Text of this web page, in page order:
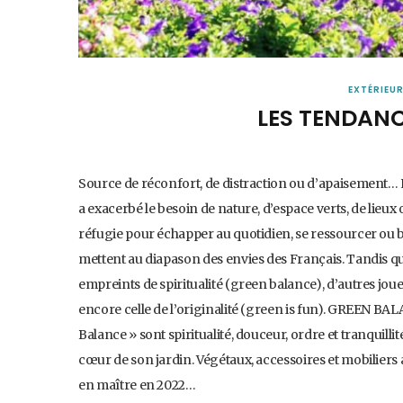
EXTÉRIEUR
LES
Source de réconfort, de distraction ou
a exacerbé le besoin de nature, d’espace verts, de
réfugie pour échapper au quotidien, se ressourcer ou
mettent au diapason des envies des Français.
empreints de spiritualité (green balance), d’autres
encore celle de l’originalité (green is fun). GREEN
Balance » sont spiritualité, douceur, ordre et
cœur de son jardin. Végétaux, accessoires et
en maître en 2022…